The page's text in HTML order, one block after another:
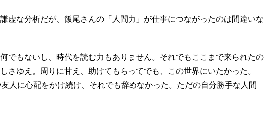
な分析だが、飯尾さんの「人間力」が仕事につながったのは間違いな
何でもないし、時代を読む力もありません。それでもここまで来られたの
さゆえ。周りに甘え、助けてもらってでも、この世界にいたかった。
人に心配をかけ続け、それでも辞めなかった。ただの自分勝手な人間